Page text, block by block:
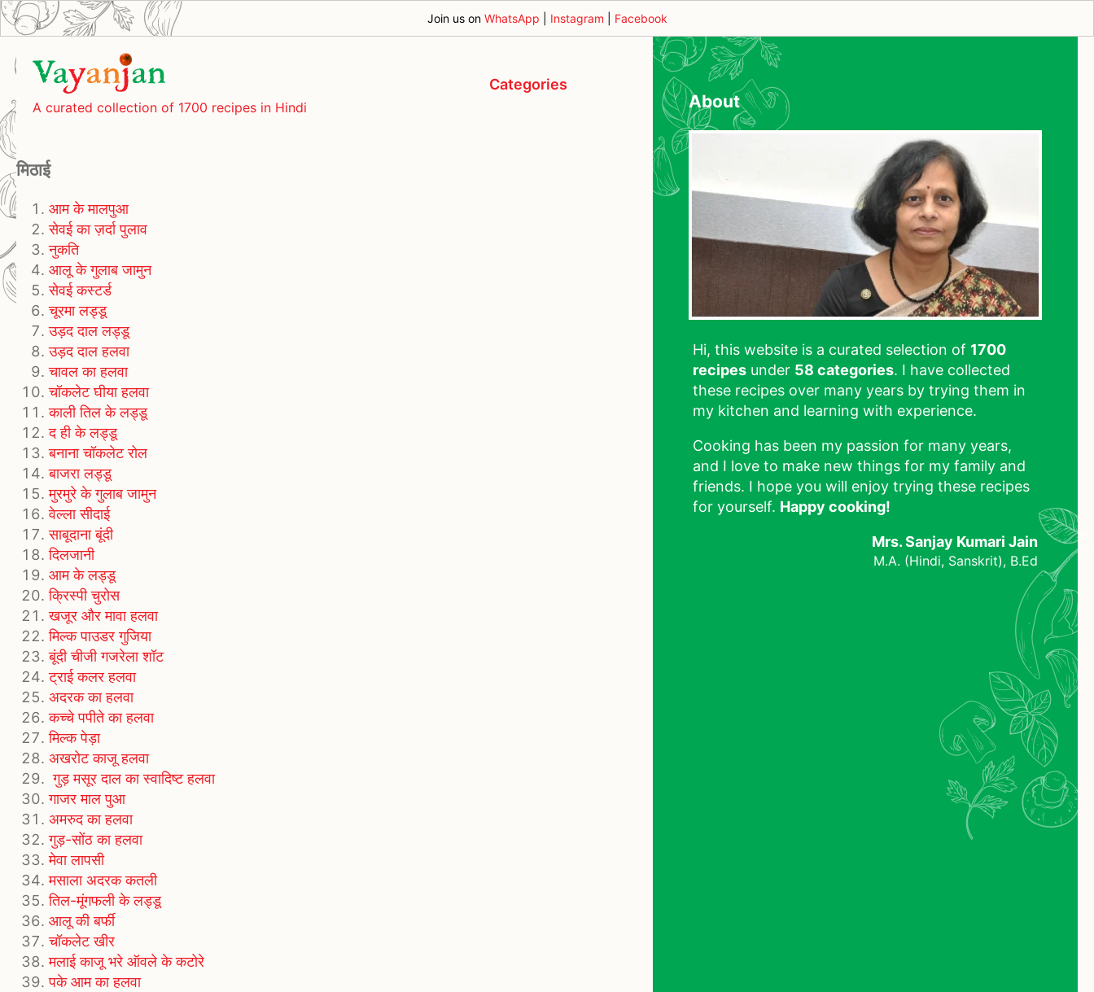
Join us on WhatsApp Instagram Facebook
A curated collection of 1700 recipes in Hindi
Categories
मिठाई
आम के मालपुआ
सेवई का ज़र्दा पुलाव
नुकति
आलू के गुलाब जामुन
सेवई कस्टर्ड
चूरमा लड्डू
उड़द दाल लड्डू
उड़द दाल हलवा
चावल का हलवा
चॉकलेट घीया हलवा
काली तिल के लड्डू
द ही के लड्डू
बनाना चॉकलेट रोल
बाजरा लड्डू
मुरमुरे के गुलाब जामुन
वेल्ला सीदाई
साबूदाना बूंदी
दिलजानी
आम के लड्डू
क्रिस्पी चुरोस
खजूर और मावा हलवा
मिल्क पाउडर गुजिया
बूंदी चीजी गजरेला शॉट
ट्राई कलर हलवा
अदरक का हलवा
कच्चे पपीते का हलवा
मिल्क पेड़ा
अखरोट काजू हलवा
गुड़ मसूर दाल का स्वादिष्ट हलवा
गाजर माल पुआ
अमरुद का हलवा
गुड़-सोंठ का हलवा
मेवा लापसी
मसाला अदरक कतली
तिल-मूंगफली के लड्डू
आलू की बर्फी
चॉकलेट खीर
मलाई काजू भरे ऑवले के कटोरे
पके आम का हलवा
About
Hi, this website is a curated selection of 1700
recipes under 58 categories. I have collected
these recipes over many years by trying them in
my kitchen and learning with experience.
Cooking has been my passion for many years,
and I love to make new things for my family and
friends. I hope you will enjoy trying these recipes
for yourself. Happy cooking!
Mrs. Sanjay Kumari Jain
M.A. (Hindi, Sanskrit), B.Ed